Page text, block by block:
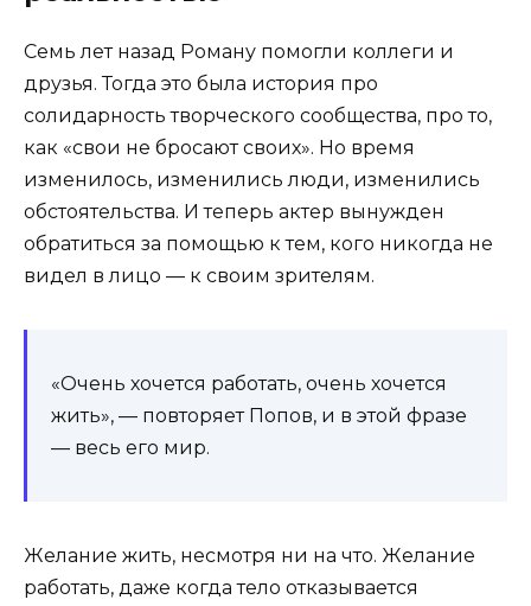
Семь лет назад Роману помогли коллеги и
друзья. Тогда это была история про
солидарность творческого сообщества, про то,
как «свои не бросают своих». Но время
изменилось, изменились люди, изменились
обстоятельства. И теперь актер вынужден
обратиться за помощью к тем, кого никогда не
видел в лицо — к своим зрителям.
«Очень хочется работать, очень хочется
жить», — повторяет Попов, и в этой фразе
— весь его мир.
Желание жить, несмотря ни на что. Желание
работать, даже когда тело отказывается